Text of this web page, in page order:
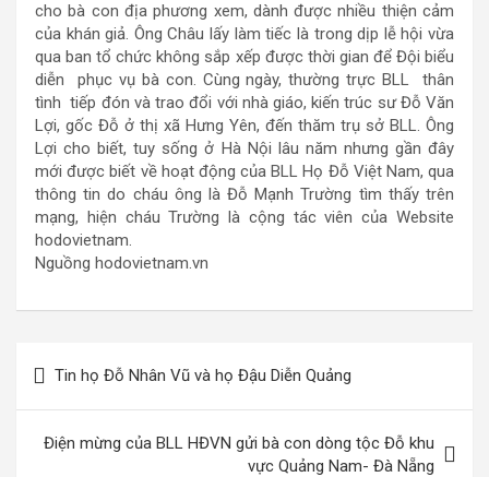
cho bà con địa phương xem, dành được nhiều thiện cảm
của khán giả. Ông Châu lấy làm tiếc là trong dịp lễ hội vừa
qua ban tổ chức không sắp xếp được thời gian để Đội biểu
diễn phục vụ bà con. Cùng ngày, thường trực BLL thân
tình tiếp đón và trao đổi với nhà giáo, kiến trúc sư Đỗ Văn
Lợi, gốc Đỗ ở thị xã Hưng Yên, đến thăm trụ sở BLL. Ông
Lợi cho biết, tuy sống ở Hà Nội lâu năm nhưng gần đây
mới được biết về hoạt động của BLL Họ Đỗ Việt Nam, qua
thông tin do cháu ông là Đỗ Mạnh Trường tìm thấy trên
mạng, hiện cháu Trường là cộng tác viên của Website
hodovietnam.
Nguồng hodovietnam.vn
hướng
bài
Tin họ Đỗ Nhân Vũ và họ Đậu Diễn Quảng
Điện mừng của BLL HĐVN gửi bà con dòng tộc Đỗ khu
vực Quảng Nam- Đà Nẵng